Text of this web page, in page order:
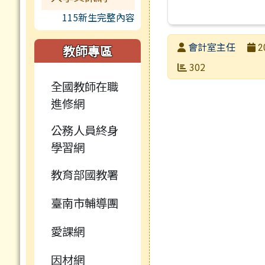
115新生完整內容
教師專區
全國教師在職
進修網
公務人員終身
學習網
教育部國教署
臺南市輔導團
愛課網
因材網
發布者會計室主任
發布日期
瀏覽次數
302